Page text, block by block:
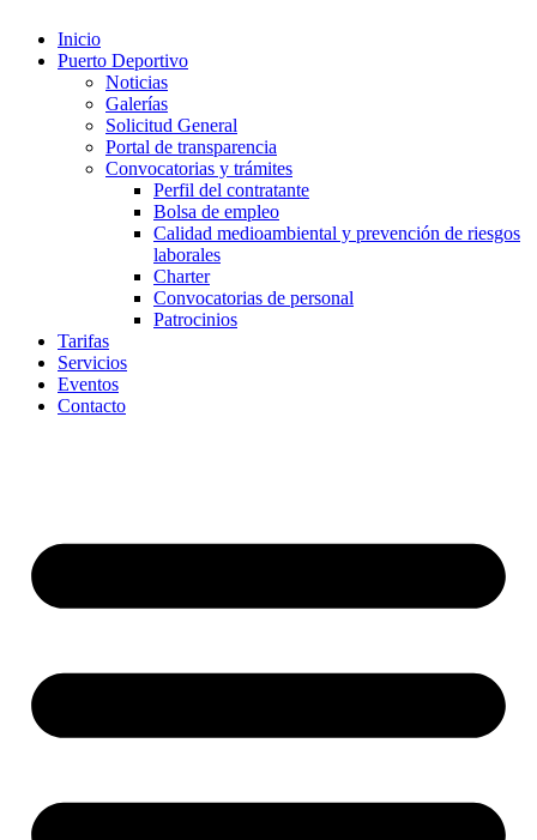
Inicio
Puerto Deportivo
Noticias
Galerías
Solicitud General
Portal de transparencia
Convocatorias y trámites
Perfil del contratante
Bolsa de empleo
Calidad medioambiental y prevención de riesgos
laborales
Charter
Convocatorias de personal
Patrocinios
Tarifas
Servicios
Eventos
Contacto